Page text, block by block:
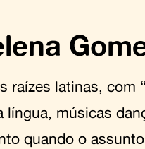
raízes latinas, com
língua, músicas
quando o